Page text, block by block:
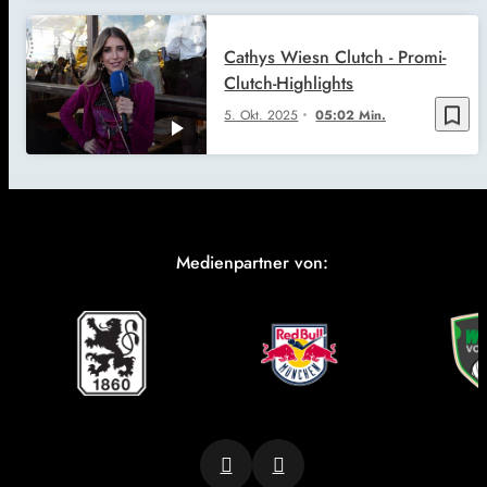
bookmark_border
5. Okt. 2025 05:02 Min.
Cathys Wiesn Clutch - Promi-
Clutch-Highlights
Medienpartner von: